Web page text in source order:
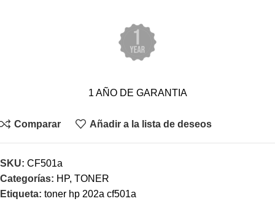
1 AÑO DE GARANTIA
Comparar Añadir a la lista de deseos
SKU: CF501a
Categorías: HP, TONER
Etiqueta: toner hp 202a cf501a